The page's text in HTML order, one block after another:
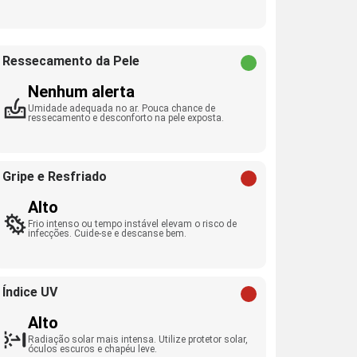
Ressecamento da Pele
Nenhum alerta
Umidade adequada no ar. Pouca chance de
ressecamento e desconforto na pele exposta.
Gripe e Resfriado
Alto
Frio intenso ou tempo instável elevam o risco de
infecções. Cuide-se e descanse bem.
Índice UV
Alto
Radiação solar mais intensa. Utilize protetor solar,
óculos escuros e chapéu leve.